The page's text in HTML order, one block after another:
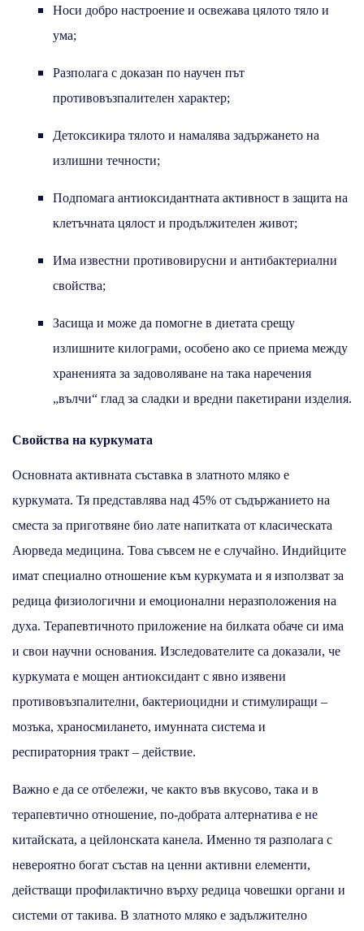
Носи добро настроение и освежава цялото тяло и
ума;
Разполага с доказан по научен път
противовъзпалителен характер;
Детоксикира тялото и намалява задържането на
излишни течности;
Подпомага антиоксидантната активност в защита на
клетъчната цялост и продължителен живот;
Има известни противовирусни и антибактериални
свойства;
Засища и може да помогне в диетата срещу
излишните килограми, особено ако се приема между
храненията за задоволяване на така наречения
„вълчи“ глад за сладки и вредни пакетирани изделия.
Свойства на куркумата
Основната активната съставка в златното мляко е
куркумата. Тя представлява над 45% от съдържанието на
сместа за приготвяне био лате напитката от класическата
Аюрведа медицина. Това съвсем не е случайно. Индийците
имат специално отношение към куркумата и я използват за
редица физиологични и емоционални неразположения на
духа. Терапевтичното приложение на билката обаче си има
и свои научни основания. Изследователите са доказали, че
куркумата е мощен антиоксидант с явно изявени
противовъзпалителни, бактериоцидни и стимулиращи –
мозъка, храносмилането, имунната система и
респираторния тракт – действие.
Важно е да се отбележи, че както във вкусово, така и в
терапевтично отношение, по-добрата алтернатива е не
китайската, а цейлонската канела. Именно тя разполага с
невероятно богат състав на ценни активни елементи,
действащи профилактично върху редица човешки органи и
системи от такива. В златното мляко е задължително